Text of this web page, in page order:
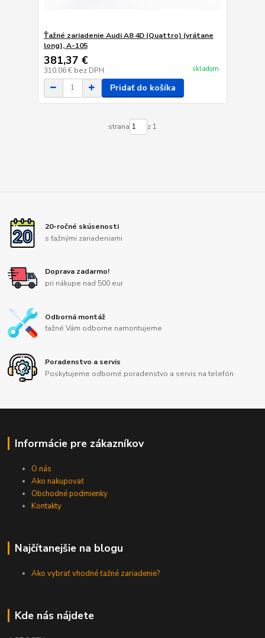
Ťažné zariadenie Audi A8 4D (Quattro) (vrátane
long), A-105
381,37 €
310,06 € bez DPH skladom
Pridať do košíka
strana z 1
20-ročné skúsenosti
s ťažnými zariadeniami
Doprava zadarmo!
pri nákupe nad 500 eur
Odborná montáž
ťažné Vám odborne namontujeme
Poradenstvo a servis
Poskytujeme odborné poradenstvo a servis na telefón
Informácie pre zákazníkov
O nás
Ako nakupovať
Obchodné podmienky
Kontakty
Najčítanejšie na blogu
Ako vybrať vhodné ťažné zariadenie?
Kde nás nájdete